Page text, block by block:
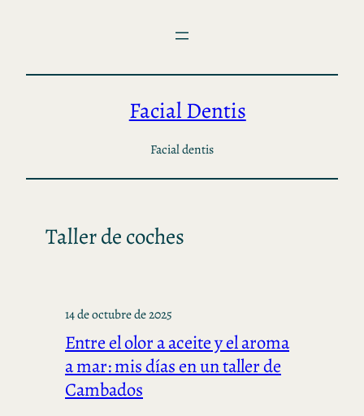
Facial Dentis
Facial dentis
Taller de coches
14 de octubre de 2025
Entre el olor a aceite y el aroma
a mar: mis días en un taller de
Cambados